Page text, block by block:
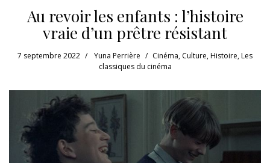
Au revoir les enfants : l’histoire
vraie d’un prêtre résistant
7 septembre 2022 Yuna Perrière Cinéma, Culture,Histoire,Les
classiques du cinéma